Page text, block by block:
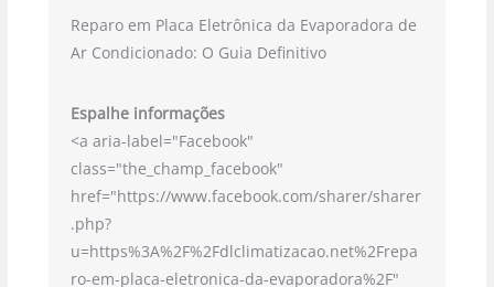
Reparo em Placa Eletrônica da Evaporadora de
Ar Condicionado: O Guia Definitivo
Espalhe informações
<a aria-label="Facebook"
class="the_champ_facebook"
href="https://www.facebook.com/sharer/sharer
.php?
u=https%3A%2F%2Fdlclimatizacao.net%2Frepa
ro-em-placa-eletronica-da-evaporadora%2F"